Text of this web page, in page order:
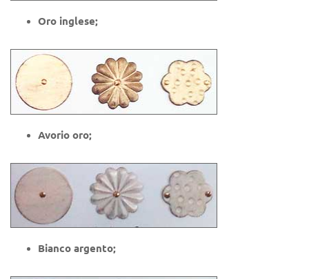
Oro inglese;
Avorio oro;
Bianco argento;